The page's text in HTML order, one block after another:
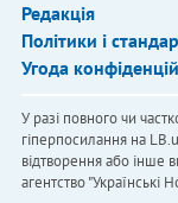
Редакція
Політики і
Угода
У разі повного чи
гіперпосилання на
відтворення або інше
агентство "Українськi